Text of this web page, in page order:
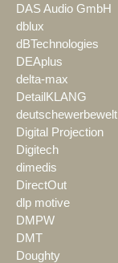
DAS Audio GmbH
dblux
dBTechnologies
DEAplus
delta-max
DetailKLANG
deutschewerbewelt
Digital Projection
Digitech
dimedis
DirectOut
dlp motive
DMPW
DMT
Doughty